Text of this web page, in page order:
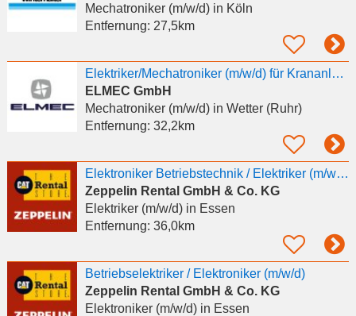
Mechatroniker (m/w/d)in Köln
Entfernung: 27,5km
Elektriker/Mechatroniker (m/w/d) für Krananlagen
ELMEC GmbH
Mechatroniker (m/w/d)in Wetter (Ruhr)
Entfernung: 32,2km
Elektroniker Betriebstechnik / Elektriker (m/w/d)
Zeppelin Rental GmbH & Co. KG
Elektriker (m/w/d)in Essen
Entfernung: 36,0km
Betriebselektriker / Elektroniker (m/w/d)
Zeppelin Rental GmbH & Co. KG
Elektroniker (m/w/d)in Essen